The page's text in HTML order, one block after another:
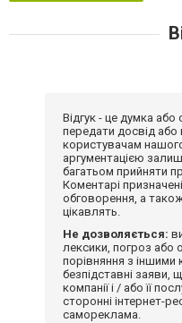
Відгук - це думка
передати досвід
користувачам
аргументацією
багатьом прийняти
Коментарі
обговорення, а
цікавлять.
Не дозволяється:
лексики, погроз або
порівняння з
безпідставні заяви,
компанії і / або її
сторонні інтернет-
самореклама.